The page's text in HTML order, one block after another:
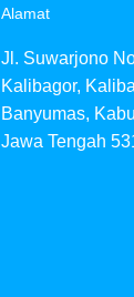
Alamat
Jl. Suwarjono
Kalibagor,
Banyumas,
Jawa Tengah